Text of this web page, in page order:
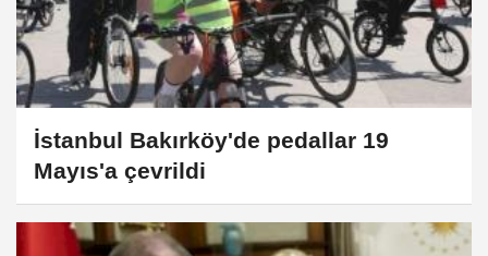
İstanbul Bakırköy'de pedallar 19
Mayıs'a çevrildi